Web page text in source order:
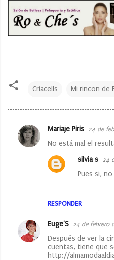
Criacells Mi rincon de
C
r
Mariaje Piris 24 de
No está mal el
RESPONDER
silvia s 24
Pues si,
Euge'S 24 de febrero
Después de ver la
cuentas, tiene que
http://